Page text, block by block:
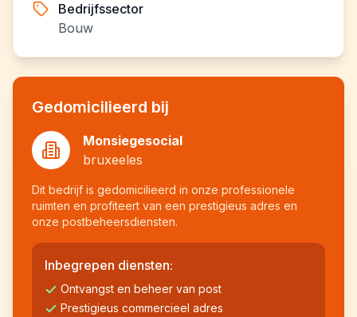
Bedrijfssector
Bouw
Gedomicilieerd bij
Monsiegesocial
bruxeeles
Dit bedrijf is gedomicilieerd in onze professionele
ruimten en profiteert van een prestigieus adres en
onze postbeheersdiensten.
Inbegrepen diensten:
Ontvangst en beheer van post
Prestigieus commercieel adres